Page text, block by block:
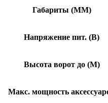
Габариты (ММ)
Напряжение пит. (B)
Высота ворот до (М)
Макс. мощность